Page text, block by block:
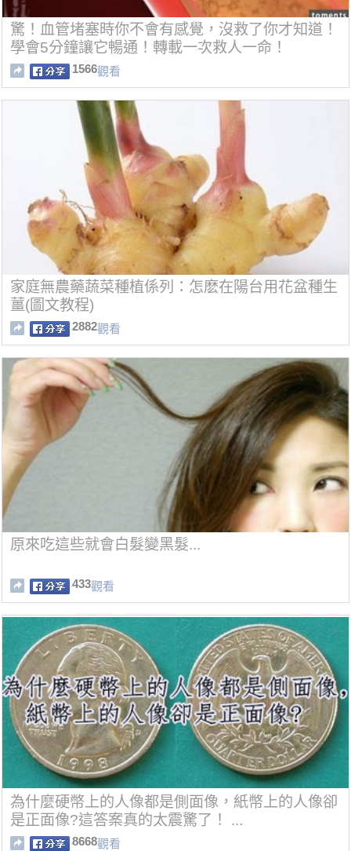
驚！血管堵塞時你不會有感覺，沒救了你才知道！
學會5分鐘讓它暢通！轉載一次救人一命！
1566觀看
家庭無農藥蔬菜種植係列：怎麽在陽台用花盆種生
薑(圖文教程)
2882觀看
原來吃這些就會白髮變黑髮...
433觀看
為什麼硬幣上的人像都是側面像，紙幣上的人像卻
是正面像?這答案真的太震驚了！ ...
8668觀看